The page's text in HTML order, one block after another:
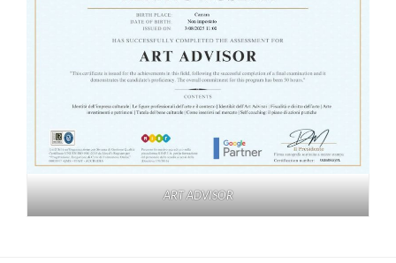
ART ADVISOR